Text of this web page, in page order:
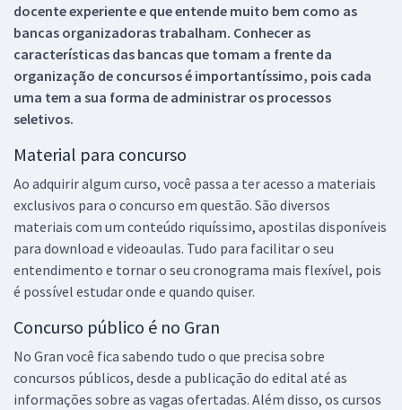
docente experiente e que entende muito bem como as
bancas organizadoras trabalham. Conhecer as
características das bancas que tomam a frente da
organização de concursos é importantíssimo, pois cada
uma tem a sua forma de administrar os processos
seletivos.
Material para concurso
Ao adquirir algum curso, você passa a ter acesso a materiais
exclusivos para o concurso em questão. São diversos
materiais com um conteúdo riquíssimo, apostilas disponíveis
para download e videoaulas. Tudo para facilitar o seu
entendimento e tornar o seu cronograma mais flexível, pois
é possível estudar onde e quando quiser.
Concurso público é no Gran
No Gran você fica sabendo tudo o que precisa sobre
concursos públicos, desde a publicação do edital até as
informações sobre as vagas ofertadas. Além disso, os cursos